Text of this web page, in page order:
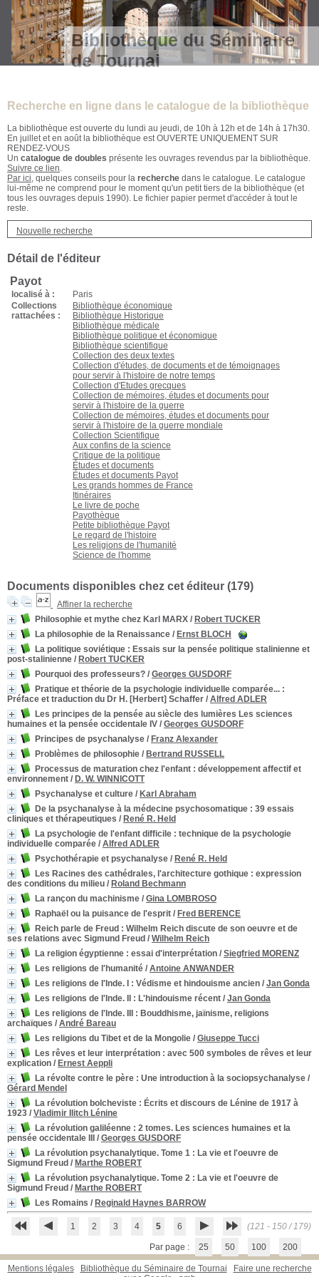
Bibliothèque du Séminaire
de Tournai
Recherche en ligne dans le catalogue de la bibliothèque
La bibliothèque est ouverte du lundi au jeudi, de 10h à 12h et de 14h à 17h30.
En juillet et en août la bibliothèque est OUVERTE UNIQUEMENT SUR
RENDEZ-VOUS
Un catalogue de doubles présente les ouvrages revendus par la bibliothèque.
Suivre ce lien.
Par ici, quelques conseils pour la recherche dans le catalogue. Le catalogue
lui-même ne comprend pour le moment qu'un petit tiers de la bibliothèque (et
tous les ouvrages depuis 1990). Le fichier papier permet d'accéder à tout le
reste.
Nouvelle recherche
Détail de l'éditeur
Payot
localisé à :
Paris
Collections
rattachées :
Bibliothèque économique
Bibliothèque Historique
Bibliothèque médicale
Bibliothèque politique et économique
Bibliothèque scientifique
Collection des deux textes
Collection d'études, de documents et de témoignages
pour servir à l'histoire de notre temps
Collection d'Etudes grecques
Collection de mémoires, études et documents pour
servir à l'histoire de la guerre
Collection de mémoires, études et documents pour
servir à l'histoire de la guerre mondiale
Collection Scientifique
Aux confins de la science
Critique de la politique
Études et documents
Études et documents Payot
Les grands hommes de France
Itinéraires
Le livre de poche
Payothèque
Petite bibliothèque Payot
Le regard de l'histoire
Les religions de l'humanité
Science de l'homme
Documents disponibles chez cet éditeur (179)
Affiner la recherche
Philosophie et mythe chez Karl MARX / Robert TUCKER
La philosophie de la Renaissance / Ernst BLOCH
La politique soviétique : Essais sur la pensée politique stalinienne et
post-stalinienne / Robert TUCKER
Pourquoi des professeurs? / Georges GUSDORF
Pratique et théorie de la psychologie individuelle comparée... :
Préface et traduction du Dr H. [Herbert] Schaffer / Alfred ADLER
Les principes de la pensée au siècle des lumières Les sciences
humaines et la pensée occidentale IV / Georges GUSDORF
Principes de psychanalyse / Franz Alexander
Problèmes de philosophie / Bertrand RUSSELL
Processus de maturation chez l'enfant : développement affectif et
environnement / D. W. WINNICOTT
Psychanalyse et culture / Karl Abraham
De la psychanalyse à la médecine psychosomatique : 39 essais
cliniques et thérapeutiques / René R. Held
La psychologie de l'enfant difficile : technique de la psychologie
individuelle comparée / Alfred ADLER
Psychothérapie et psychanalyse / René R. Held
Les Racines des cathédrales, l'architecture gothique : expression
des conditions du milieu / Roland Bechmann
La rançon du machinisme / Gina LOMBROSO
Raphaël ou la puisance de l'esprit / Fred BERENCE
Reich parle de Freud : Wilhelm Reich discute de son oeuvre et de
ses relations avec Sigmund Freud / Wilhelm Reich
La religion égyptienne : essai d'interprétation / Siegfried MORENZ
Les religions de l'humanité / Antoine ANWANDER
Les religions de l'Inde. I
: Védisme et hindouisme ancien / Jan Gonda
Les religions de l'Inde. II
: L'hindouisme récent / Jan Gonda
Les religions de l'Inde. III
: Bouddhisme, jaïnisme, religions
archaïques / André Bareau
Les religions du Tibet et de la Mongolie / Giuseppe Tucci
Les rêves et leur interprétation : avec 500 symboles de rêves et leur
explication / Ernest Aeppli
La révolte contre le père : Une introduction à la sociopsychanalyse /
Gérard Mendel
La révolution bolcheviste : Écrits et discours de Lénine de 1917 à
1923 / Vladimir Ilitch Lénine
La révolution galiléenne : 2 tomes. Les sciences humaines et la
pensée occidentale III
/ Georges GUSDORF
La révolution psychanalytique. Tome 1 : La vie et l'oeuvre de
Sigmund Freud / Marthe ROBERT
La révolution psychanalytique. Tome 2 : La vie et l'oeuvre de
Sigmund Freud / Marthe ROBERT
Les Romains / Reginald Haynes BARROW
1 2 3 4 5 6 (121 - 150 / 179)
Par page : 25 50 100 200
Mentions légales Bibliothèque du Séminaire de Tournai
Faire une recherche